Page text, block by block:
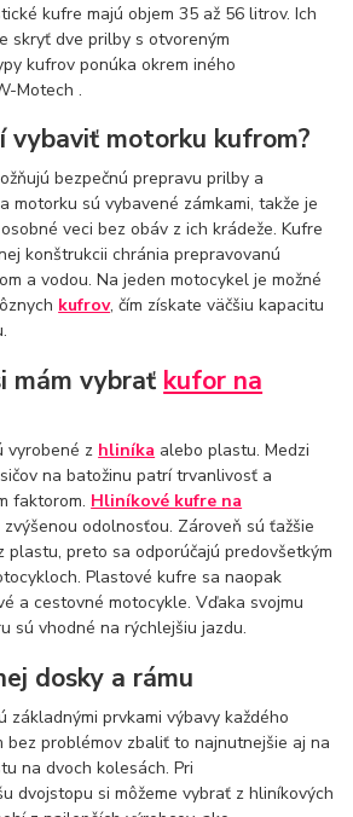
kufre majú objem 35 až 56 litrov. Ich
skryť dve prilby s otvoreným
kufrov ponúka okrem iného
Motech .
vybaviť motorku kufrom?
bezpečnú prepravu prilby a
motorku sú vybavené zámkami, takže je
veci bez obáv z ich krádeže. Kufre
konštrukcii chránia prepravovanú
a vodou. Na jeden motocykel je možné
kufrov, čím získate väčšiu kapacitu
mám vybrať kufor na
vyrobené z hliníka alebo plastu. Medzi
na batožinu patrí trvanlivosť a
faktorom. Hliníkové kufre na
odolnosťou. Zároveň sú ťažšie
plastu, preto sa odporúčajú predovšetkým
Plastové kufre sa naopak
a cestovné motocykle. Vďaka svojmu
sú vhodné na rýchlejšiu jazdu.
dosky a rámu
základnými prvkami výbavy každého
bez problémov zbaliť to najnutnejšie aj na
na dvoch kolesách. Pri
dvojstopu si môžeme vybrať z hliníkových